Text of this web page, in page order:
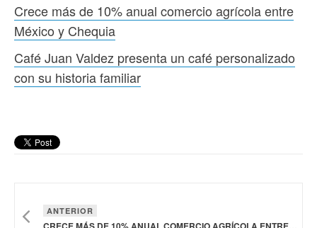
Crece más de 10% anual comercio agrícola entre
México y Chequia
Café Juan Valdez presenta un café personalizado
con su historia familiar
ANTERIOR